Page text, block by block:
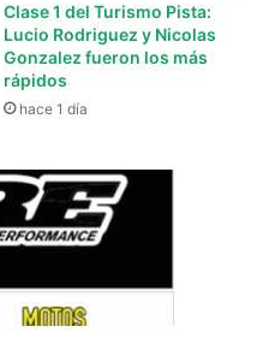
Clase 1 del Turismo Pista:
Lucio Rodriguez y Nicolas
Gonzalez fueron los más
rápidos
hace 1 día